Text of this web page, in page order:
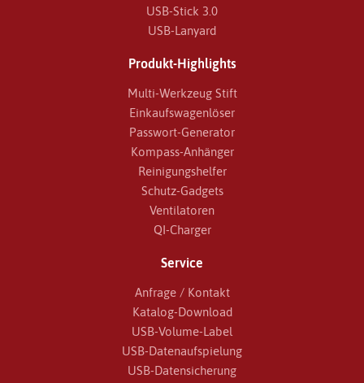
USB-Stick 3.0
USB-Lanyard
Produkt-Highlights
Multi-Werkzeug Stift
Einkaufswagenlöser
Passwort-Generator
Kompass-Anhänger
Reinigungshelfer
Schutz-Gadgets
Ventilatoren
QI-Charger
Service
Anfrage / Kontakt
Katalog-Download
USB-Volume-Label
USB-Datenaufspielung
USB-Datensicherung